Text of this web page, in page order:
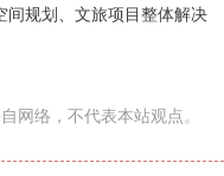
间规划、文旅项目整体解决
网络，不代表本站观点。